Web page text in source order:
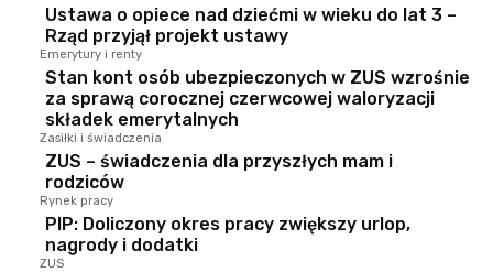
Ustawa o opiece nad dziećmi w wieku do lat 3 –
Rząd przyjął projekt ustawy
Emerytury i renty
Stan kont osób ubezpieczonych w ZUS wzrośnie
za sprawą corocznej czerwcowej waloryzacji
składek emerytalnych
Zasiłki i świadczenia
ZUS – świadczenia dla przyszłych mam i
rodziców
Rynek pracy
PIP: Doliczony okres pracy zwiększy urlop,
nagrody i dodatki
ZUS